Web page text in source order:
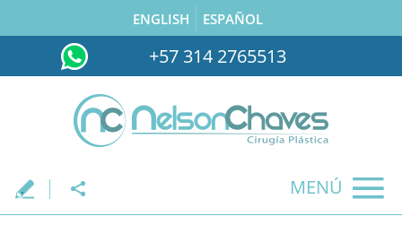
ENGLISH ESPAÑOL
+57 314 2765513
. MENÚ